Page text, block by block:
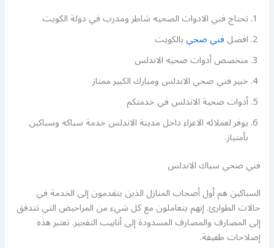
تحتاج فني الادوات الصحيه شاطر ومدرب في دولة الكويت
افضلفني صحيبالكويت
متخصص أدوات صحيه الاندلس
خبير فني صحي الاندلس ومبارك الكبير ممتاز
أدوات صحية الاندلس في خدمتكم
يوفر لعملائه الاعزاء داخل مدينة الاندلس خدمة سباكه وسباكين
بأمتياز.
فني صحي سباك الاندلس
السباكين هم أول أصحاب المنازل الذين يتقدمون إلى الخدمة في
حالات الطوارئ. إنهم يتعاملون مع كل شيء من المراحيض التي تتدفق
إلى المصارف والمصارف المسدودة إلى أنابيب التفجير. تعتبر هذه
إصلاحات طفيفة.